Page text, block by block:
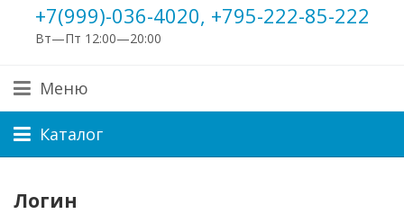
+7(999)-036-4020, +795-222-85-222
Вт—Пт 12:00—20:00
Меню
Каталог
Логин